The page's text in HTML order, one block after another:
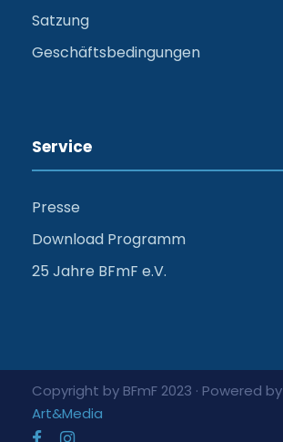
Satzung
Geschäftsbedingungen
Service
Presse
Download Programm
25 Jahre BFmF e.V.
Copyright by BFmF 2023 · Powered by
Art&Media